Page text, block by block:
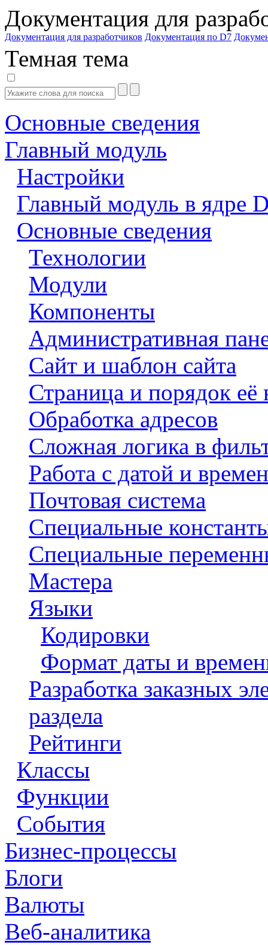
Документация для
Документация для разработчиков Документация по D7
Темная тема
Основные сведения
Главный модуль
Настройки
Главный модуль в ядре
Основные сведения
Технологии
Модули
Компоненты
Административная
Сайт и шаблон сайта
Страница и порядок её
Обработка адресов
Сложная логика в
Работа с датой и
Почтовая система
Специальные
Специальные
Мастера
Языки
Кодировки
Формат даты и
Разработка заказных
раздела
Рейтинги
Классы
Функции
События
Бизнес-процессы
Блоги
Валюты
Веб-аналитика